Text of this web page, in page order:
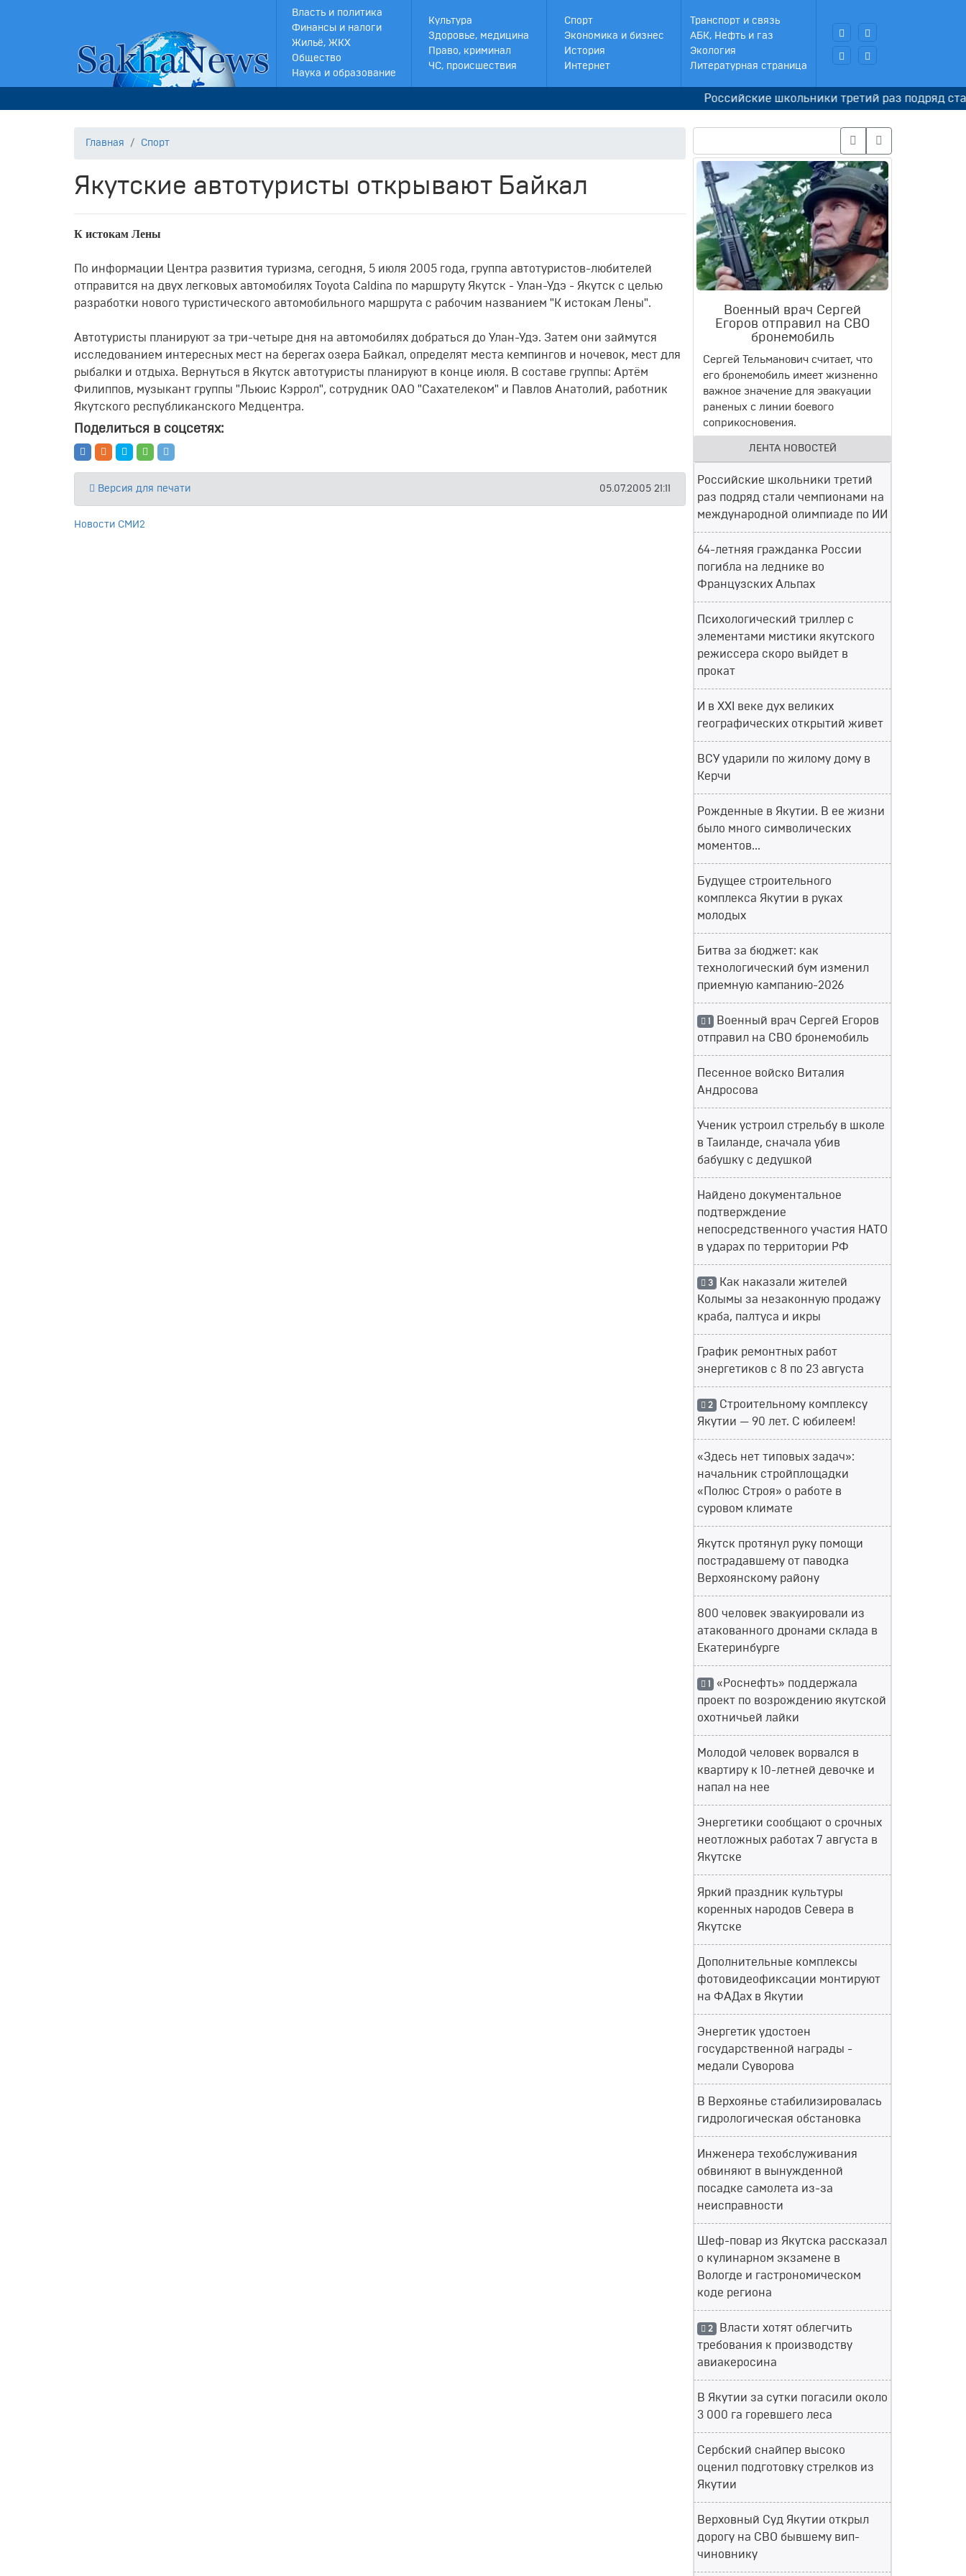
Власть и политика
Финансы и налоги
Жильё, ЖКХ
Общество
Наука и образование
Культура
Здоровье, медицина
Право, криминал
ЧС, происшествия
Спорт
Экономика и бизнес
История
Интернет
Транспорт и связь
АБК, Нефть и газ
Экология
Литературная страница
Российские школьники третий раз подряд стали
Главная Спорт
Якутские автотуристы открывают Байкал
К истокам Лены
По информации Центра развития туризма, сегодня, 5 июля 2005 года, группа автотуристов-любителей
отправится на двух легковых автомобилях Toyota Caldina по маршруту Якутск - Улан-Удэ - Якутск с целью
разработки нового туристического автомобильного маршрута с рабочим названием "К истокам Лены".
Автотуристы планируют за три-четыре дня на автомобилях добраться до Улан-Удэ. Затем они займутся
исследованием интересных мест на берегах озера Байкал, определят места кемпингов и ночевок, мест для
рыбалки и отдыха. Вернуться в Якутск автотуристы планируют в конце июля. В составе группы: Артём
Филиппов, музыкант группы "Льюис Кэррол", сотрудник ОАО "Сахателеком" и Павлов Анатолий, работник
Якутского республиканского Медцентра.
Поделиться в соцсетях:
Версия для печати 05.07.2005 21:11
Новости СМИ2
Военный врач Сергей
Егоров отправил на СВО
бронемобиль
Сергей Тельманович считает, что
его бронемобиль имеет жизненно
важное значение для эвакуации
раненых с линии боевого
соприкосновения.
ЛЕНТА НОВОСТЕЙ
Российские школьники третий
раз подряд стали чемпионами на
международной олимпиаде по ИИ
64-летняя гражданка России
погибла на леднике во
Французских Альпах
Психологический триллер с
элементами мистики якутского
режиссера скоро выйдет в
прокат
И в XXI веке дух великих
географических открытий живет
ВСУ ударили по жилому дому в
Керчи
Рожденные в Якутии. В ее жизни
было много символических
моментов...
Будущее строительного
комплекса Якутии в руках
молодых
Битва за бюджет: как
технологический бум изменил
приемную кампанию-2026
1 Военный врач Сергей Егоров
отправил на СВО бронемобиль
Песенное войско Виталия
Андросова
Ученик устроил стрельбу в школе
в Таиланде, сначала убив
бабушку с дедушкой
Найдено документальное
подтверждение
непосредственного участия НАТО
в ударах по территории РФ
3 Как наказали жителей
Колымы за незаконную продажу
краба, палтуса и икры
График ремонтных работ
энергетиков с 8 по 23 августа
2 Строительному комплексу
Якутии — 90 лет. С юбилеем!
«Здесь нет типовых задач»:
начальник стройплощадки
«Полюс Строя» о работе в
суровом климате
Якутск протянул руку помощи
пострадавшему от паводка
Верхоянскому району
800 человек эвакуировали из
атакованного дронами склада в
Екатеринбурге
1 «Роснефть» поддержала
проект по возрождению якутской
охотничьей лайки
Молодой человек ворвался в
квартиру к 10-летней девочке и
напал на нее
Энергетики сообщают о срочных
неотложных работах 7 августа в
Якутске
Яркий праздник культуры
коренных народов Севера в
Якутске
Дополнительные комплексы
фотовидеофиксации монтируют
на ФАДах в Якутии
Энергетик удостоен
государственной награды -
медали Суворова
В Верхоянье стабилизировалась
гидрологическая обстановка
Инженера техобслуживания
обвиняют в вынужденной
посадке самолета из-за
неисправности
Шеф-повар из Якутска рассказал
о кулинарном экзамене в
Вологде и гастрономическом
коде региона
2 Власти хотят облегчить
требования к производству
авиакеросина
В Якутии за сутки погасили около
3 000 га горевшего леса
Сербский снайпер высоко
оценил подготовку стрелков из
Якутии
Верховный Суд Якутии открыл
дорогу на СВО бывшему вип-
чиновнику